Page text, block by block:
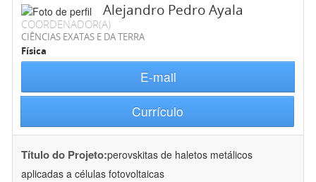
Alejandro Pedro Ayala
COORDENADOR(A)
CIÊNCIAS EXATAS E DA TERRA
Física
E-mail
Currículo
Título do Projeto:perovskitas de haletos metálicos
aplicadas a células fotovoltaicas